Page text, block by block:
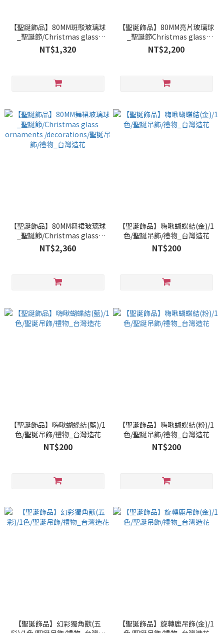
【聖誕飾品】80MM斑駁玻璃球
_聖誕節/Christmas glass
ornaments /decorations/聖
誕吊飾/禮物_台灣造花
NT$1,320
【聖誕飾品】80MM亮片玻璃球
_聖誕節Christmas glass
ornaments /decorati/聖誕吊
飾/禮物_台灣造花_ttflowertc
NT$2,200
【聖誕飾品】80MM舞裙玻璃球
_聖誕節/Christmas glass
ornaments /decorations/聖
誕吊飾/禮物_台灣造花
NT$2,360
【聖誕飾品】嗨啾蝴蝶結(金)/1
色/聖誕吊飾/禮物_台灣造花
NT$200
【聖誕飾品】嗨啾蝴蝶結(藍)/1
色/聖誕吊飾/禮物_台灣造花
NT$200
【聖誕飾品】嗨啾蝴蝶結(粉)/1
色/聖誕吊飾/禮物_台灣造花
NT$200
【聖誕飾品】幻彩獨角獸(五
【聖誕飾品】旋轉鹿吊飾(金)/1